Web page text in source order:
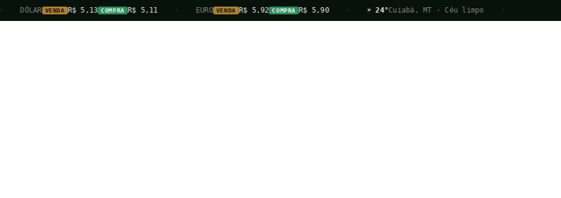
DÓLAR VENDA R$ 5,13 COMPRA R$ 5,11 EURO VENDA R$ 5,92 COMPRA R$ 5,90 ☀ 24°Cuiabá, MT · Céu limpo